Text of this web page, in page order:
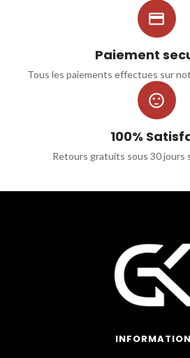

Paiement
Tous les paiements effectues sur

100%
Retours gratuits sous 30 jours